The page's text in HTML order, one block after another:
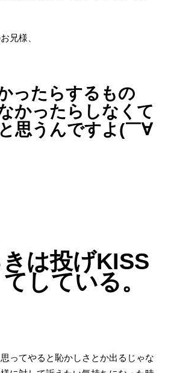
兄様、
ったらするもの
かったらしなくて
思うんですよ(￣∀
は投げKISS
している。
ってやると恥かしさとか出るじゃな